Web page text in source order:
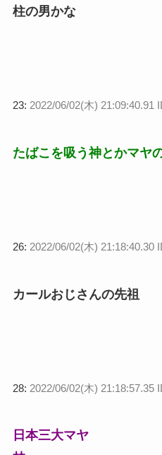
柱の男かな
23: 2022/06/02(木) 21:09:40.91
たばこを吸う神とかマヤ
26: 2022/06/02(木) 21:18:40.30
カールおじさんの先祖
28: 2022/06/02(木) 21:18:57.35
日本三大マヤ